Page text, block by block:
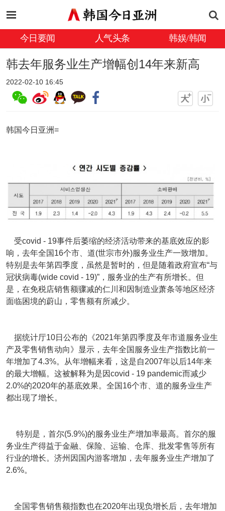
今日要闻 人气头条 韩娱/韩闻
韩去年服务业生产增幅创14年来新高
2022-02-10 16:45
韩国今日亚洲=
受covid - 19事件后萎缩的经济活动带来的基底效应的影
响，去年全国16个市、道(世宗市外)服务业生产一致增加。
特别是去年第四季度，虽然是暂时的，但是随着政府宣布“与
冠状病毒(wide covid - 19)”，服务业的生产有所增长。但
是，在免税店销售额骤减的仁川和因制造业萧条等地区经济
面临困境的蔚山，零售额有所减少。
据统计厅10日公布的《2021年第四季度及年市道服务业生
产及零售销售动向》显示，去年全国服务业生产指数比前一
年增加了4.3%。从年增幅来看，这是自2007年以后14年来
的最大增幅。这被解释为是因covid - 19 pandemic而减少
2.0%的2020年的基底效果。全国16个市、道的服务业生产
都出现了增长。
特别是，首尔(5.9%)的服务业生产增加率最高。首尔的服
务业生产得益于金融、保险、运输、仓库、批发零售等所有
行业的增长。济州因国内游客增加，去年服务业生产增加了
2.6%。
全国零售销售额指数也在2020年出现负增长后，去年增加